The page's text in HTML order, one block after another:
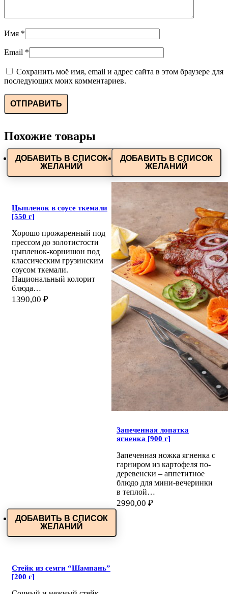
Имя *
Email *
Сохранить моё имя, email и адрес сайта в этом браузере для
последующих моих комментариев.
Похожие товары
ДОБАВИТЬ В СПИСОК
ЖЕЛАНИЙ
Цыпленок в соусе ткемали
[550 г]
Хорошо прожаренный под
прессом до золотистости
цыпленок-корнишон под
классическим грузинским
соусом ткемали.
Национальный колорит
блюда…
1390,00 ₽
ДОБАВИТЬ В СПИСОК
ЖЕЛАНИЙ
Запеченная лопатка
ягненка [900 г]
Запеченная ножка ягненка с
гарниром из картофеля по-
деревенски – аппетитное
блюдо для мини-вечеринки
в теплой…
2990,00 ₽
ДОБАВИТЬ В СПИСОК
ЖЕЛАНИЙ
Стейк из семги “Шампань”
[200 г]